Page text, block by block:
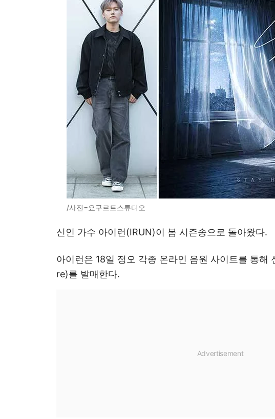
/사진=요구르트스튜디오
신인 가수 아이런(IRUN)이 봄 시즌송으로 돌아왔다.
아이런은 18일 정오 각종 온라인 음원 사이트를 통해
re)를 발매한다.